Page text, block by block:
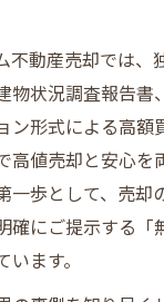
不動産売却では、
状況調査報告書
ン形式による高額
高値売却と安心を
一歩として、売却
確にご提示する「
ます。